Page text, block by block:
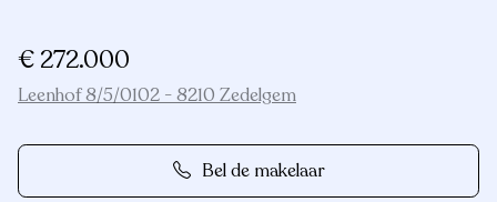
€ 272.000
Leenhof 8/5/0102 - 8210 Zedelgem
Bel de makelaar